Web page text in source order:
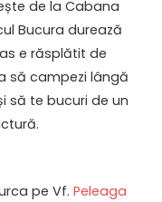
de la Cabana
Bucura durează
e răsplătit de
să campezi lângă
să te bucuri de un
pe Vf. Peleaga